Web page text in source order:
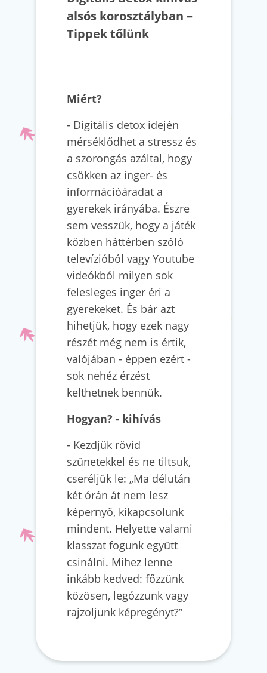
alsós korosztályban –
Tippek tőlünk
Miért?
- Digitális detox idején
mérséklődhet a stressz és
a szorongás azáltal, hogy
csökken az inger- és
információáradat a
gyerekek irányába. Észre
sem vesszük, hogy a játék
közben háttérben szóló
televízióból vagy Youtube
videókból milyen sok
felesleges inger éri a
gyerekeket. És bár azt
hihetjük, hogy ezek nagy
részét még nem is értik,
valójában - éppen ezért -
sok nehéz érzést
kelthetnek bennük.
Hogyan? - kihívás
- Kezdjük rövid
szünetekkel és ne tiltsuk,
cseréljük le: „Ma délután
két órán át nem lesz
képernyő, kikapcsolunk
mindent. Helyette valami
klasszat fogunk együtt
csinálni. Mihez lenne
inkább kedved: főzzünk
közösen, legózzunk vagy
rajzoljunk képregényt?”